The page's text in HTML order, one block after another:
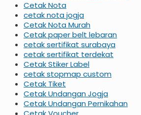
Cetak Nota
cetak nota jogja
Cetak Nota Murah
Cetak paper belt lebaran
cetak sertifikat surabaya
cetak sertifikat terdekat
Cetak Stiker Label
cetak stopmap custom
Cetak Tiket
Cetak Undangan Jogja
Cetak Undangan Pernikahan